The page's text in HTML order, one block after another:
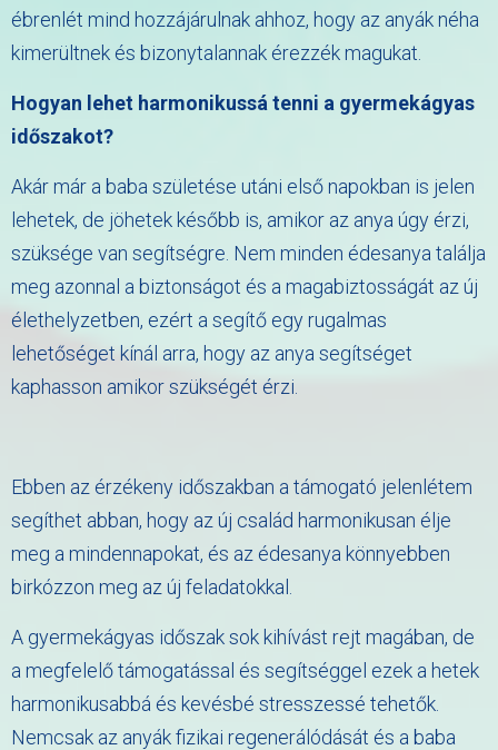
ébrenlét mind hozzájárulnak ahhoz, hogy az anyák néha
kimerültnek és bizonytalannak érezzék magukat.
Hogyan lehet harmonikussá tenni a gyermekágyas
időszakot?
Akár már a baba születése utáni első napokban is jelen
lehetek, de jöhetek később is, amikor az anya úgy érzi,
szüksége van segítségre. Nem minden édesanya találja
meg azonnal a biztonságot és a magabiztosságát az új
élethelyzetben, ezért a segítő egy rugalmas
lehetőséget kínál arra, hogy az anya segítséget
kaphasson amikor szükségét érzi.
Ebben az érzékeny időszakban a támogató jelenlétem
segíthet abban, hogy az új család harmonikusan élje
meg a mindennapokat, és az édesanya könnyebben
birkózzon meg az új feladatokkal.
A gyermekágyas időszak sok kihívást rejt magában, de
a megfelelő támogatással és segítséggel ezek a hetek
harmonikusabbá és kevésbé stresszessé tehetők.
Nemcsak az anyák fizikai regenerálódását és a baba